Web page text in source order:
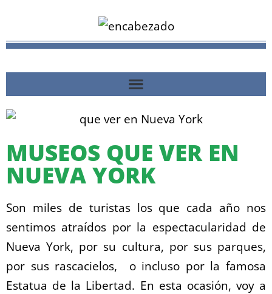
MUSEOS QUE VER EN
NUEVA YORK
Son miles de turistas los que cada año nos
sentimos atraídos por la espectacularidad de
Nueva York, por su cultura, por sus parques,
por sus rascacielos, o incluso por la famosa
Estatua de la Libertad. En esta ocasión, voy a